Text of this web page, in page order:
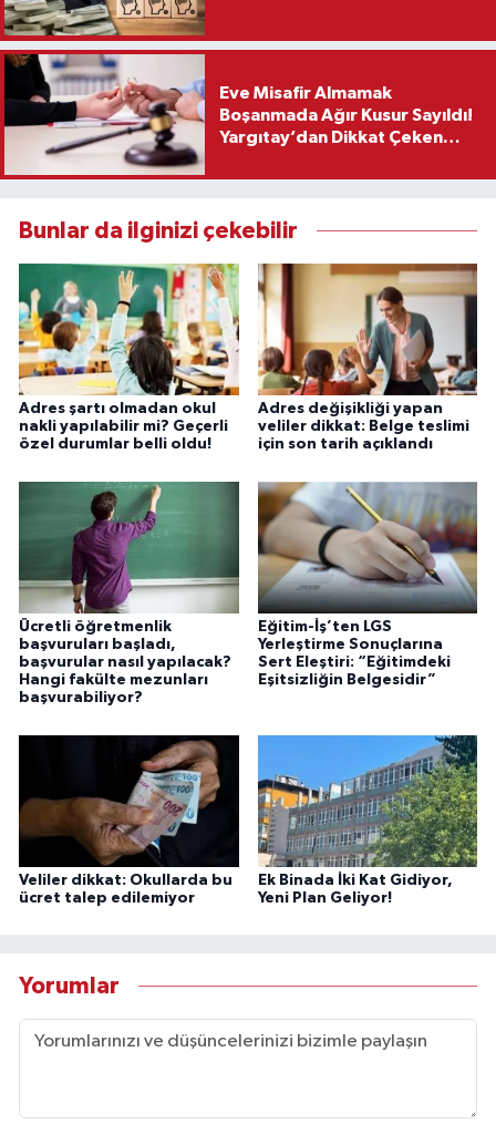
Eve Misafir Almamak
Boşanmada Ağır Kusur Sayıldı!
Yargıtay’dan Dikkat Çeken
Bunlar da ilginizi çekebilir
Adres şartı olmadan okul
nakli yapılabilir mi? Geçerli
özel durumlar belli oldu!
Adres değişikliği yapan
veliler dikkat: Belge teslimi
için son tarih açıklandı
Ücretli öğretmenlik
başvuruları başladı,
başvurular nasıl yapılacak?
Hangi fakülte mezunları
başvurabiliyor?
Eğitim-İş’ten LGS
Yerleştirme Sonuçlarına
Sert Eleştiri: “Eğitimdeki
Eşitsizliğin Belgesidir”
Veliler dikkat: Okullarda bu
ücret talep edilemiyor
Ek Binada İki Kat Gidiyor,
Yeni Plan Geliyor!
Yorumlar